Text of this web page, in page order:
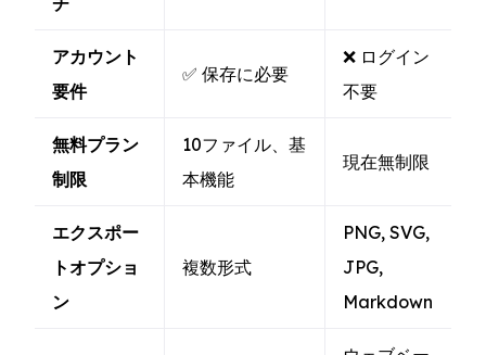
アカウント
要件
✅ 保存に必要
❌ ログイン
不要
無料プラン
制限
10ファイル、基
本機能
現在無制限
エクスポー
トオプショ
ン
複数形式
PNG, SVG,
JPG,
Markdown